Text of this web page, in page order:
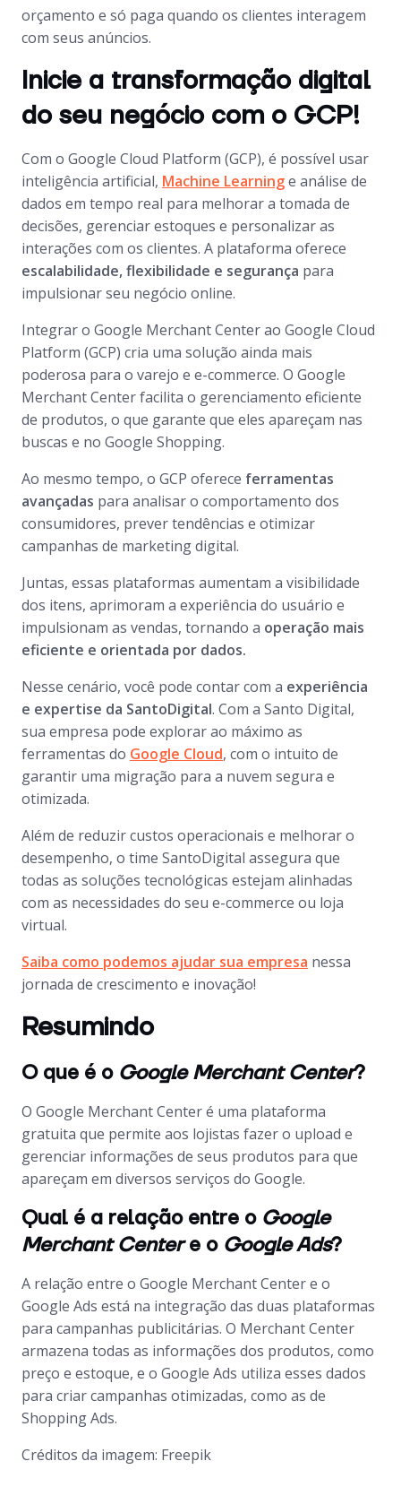
orçamento e só paga quando os clientes interagem
com seus anúncios.
Inicie a transformação digital
do seu negócio com o GCP!
Com o Google Cloud Platform (GCP), é possível usar
inteligência artificial, Machine Learninge análise de
dados em tempo real para melhorar a tomada de
decisões, gerenciar estoques e personalizar as
interações com os clientes. A plataforma oferece
escalabilidade, flexibilidade e segurança para
impulsionar seu negócio online.
Integrar o Google Merchant Centerao Google Cloud
Platform (GCP) cria uma solução ainda mais
poderosa para o varejo e e-commerce. O Google
Merchant Centerfacilita o gerenciamento eficiente
de produtos, o que garante que eles apareçam nas
buscas e no Google Shopping.
Ao mesmo tempo, o GCP oferece ferramentas
avançadas para analisar o comportamento dos
consumidores, prever tendências e otimizar
campanhas de marketing digital.
Juntas, essas plataformas aumentam a visibilidade
dos itens, aprimoram a experiência do usuário e
impulsionam as vendas, tornando a operação mais
eficiente e orientada por dados.
Nesse cenário, você pode contar com a experiência
e expertise da SantoDigital. Com a Santo Digital,
sua empresa pode explorar ao máximo as
ferramentas do Google Cloud, com o intuito de
garantir uma migração para a nuvem segura e
otimizada.
Além de reduzir custos operacionais e melhorar o
desempenho, o time SantoDigital assegura que
todas as soluções tecnológicas estejam alinhadas
com as necessidades do seu e-commerce ou loja
virtual.
Saiba como podemos ajudar sua empresa nessa
jornada de crescimento e inovação!
Resumindo
O que é o Google Merchant Center?
O Google Merchant Centeré uma plataforma
gratuita que permite aos lojistas fazer o upload e
gerenciar informações de seus produtos para que
apareçam em diversos serviços do Google.
Qual é a relação entre o Google
Merchant Centere o Google Ads?
A relação entre o Google Merchant Centere o
Google Ads está na integração das duas plataformas
para campanhas publicitárias. O Merchant Center
armazena todas as informações dos produtos, como
preço e estoque, e o Google Ads utiliza esses dados
para criar campanhas otimizadas, como as de
Shopping Ads.
Créditos da imagem: Freepik